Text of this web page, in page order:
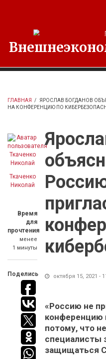
ГЛАВНАЯ /
ЯРОСЛАВ БОГДАНОВ
НА КОНФЕРЕНЦИЮ ПО
Ткаченко
Николай
Время
для
прочтения
менее
1 минуты
Поделись октября 15, 2021 -
«Россию не
конференцию
потому, что
специалисты
защищаться